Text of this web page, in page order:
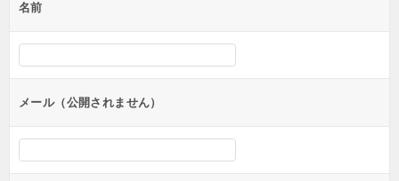
ー
シ
ン
名前
メール（公開されません）